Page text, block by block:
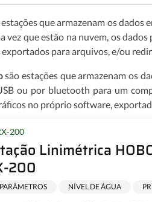
estações que armazenam os
vez que estão na nuvem, os
para arquivos, e/ou
são estações que armazenam os
ou por bluetooth para um
no próprio software,
200
Linimétrica
200
NÍVEL DE ÁGUA